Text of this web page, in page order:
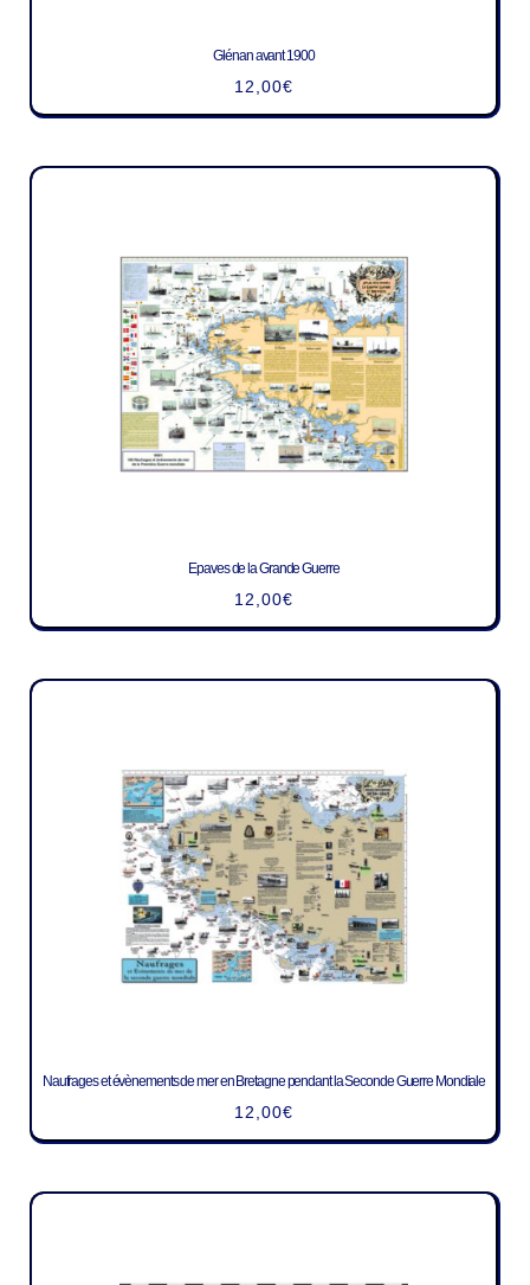
Glénan avant 1900
12,00€
Epaves de la Grande Guerre
12,00€
Naufrages et évènements de mer en Bretagne pendant la Seconde Guerre Mondiale
12,00€